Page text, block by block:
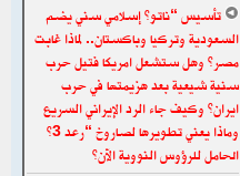
تأسيس “ناتو” إسلامي سني يضم
السعودية وتركيا وباكستان.. لماذا غابت
مصر؟ وهل ستشعل امريكا فتيل حرب
سنية شيعية بعد هزيمتها في حرب
ايران؟ وكيف جاء الرد الإيراني السريع
وماذا يعني تطويرها لصاروخ “رعد 3”
الحامل للرؤوس النووية الآن؟